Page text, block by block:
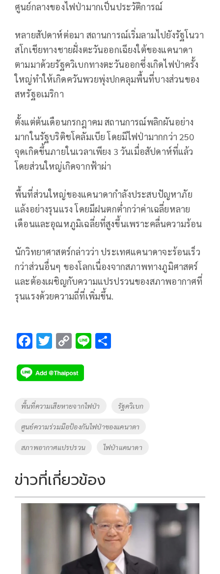
ศูนย์กลางของไฟป่ามากเป็นประวัติการณ์
หลายสัปดาห์ต่อมา สถานการณ์เริ่มลามไปยังรัฐโนวา
สโกเชียทางชายฝั่งตะวันออกเฉียงใต้ของแคนาดา
ตามมาด้วยรัฐควิเบกทางตะวันออกซึ่งเกิดไฟป่าครั้ง
ใหญ่ทำให้เกิดควันพวยพุ่งปกคลุมพื้นที่บางส่วนของ
สหรัฐอเมริกา
ตั้งแต่ต้นเดือนกรกฎาคม สถานการณ์พลิกผันอย่าง
มากในรัฐบริติชโคลัมเบีย โดยมีไฟป่ามากกว่า 250
จุดเกิดขึ้นภายในเวลาเพียง 3 วันเมื่อสัปดาห์ที่แล้ว
โดยส่วนใหญ่เกิดจากฟ้าผ่า
พื้นที่ส่วนใหญ่ของแคนาดากำลังประสบปัญหาภัย
แล้งอย่างรุนแรง โดยมีฝนตกต่ำกว่าค่าเฉลี่ยหลาย
เดือนและอุณหภูมิเฉลี่ยที่สูงขึ้นเพราะคลื่นความร้อน
นักวิทยาศาสตร์กล่าวว่า ประเทศแคนาดาจะร้อนเร็ว
กว่าส่วนอื่นๆ ของโลกเนื่องจากสภาพทางภูมิศาสตร์
และต้องเผชิญกับความแปรปรวนของสภาพอากาศที่
รุนแรงด้วยความถี่ที่เพิ่มขึ้น.
F
e
b
o
o
k
T
tt
er
C
p
y
Li
n
k
Li
Tags
พื้นที่ความเสียหายจากไฟป่า รัฐควิเบก
ศูนย์ความร่วมมือป้องกันไฟป่าของแคนาดา
สภาพอากาศแปรปรวน ไฟป่าแคนาดา
ข่าวที่เกี่ยวข้อง